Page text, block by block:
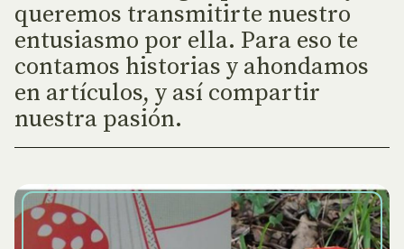
queremos transmitirte nuestro
entusiasmo por ella. Para eso te
contamos historias y ahondamos
en artículos, y así compartir
nuestra pasión.